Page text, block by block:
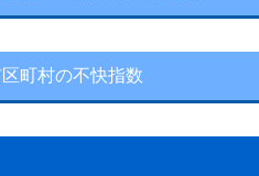
町村の不快指数